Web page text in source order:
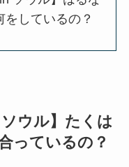
をしているの？
ソウル】たくは
っているの？